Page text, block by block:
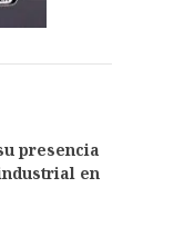
presencia
en